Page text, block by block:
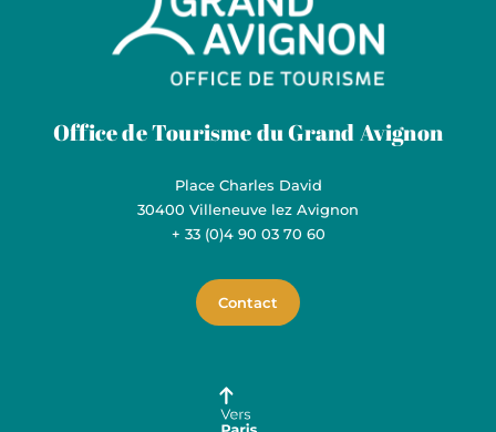
Grand Avignon Tourisme
Office de Tourisme du Grand Avignon
Place Charles David
30400 Villeneuve lez Avignon
+ 33 (0)4 90 03 70 60
Contact